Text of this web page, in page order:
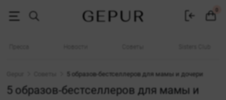
5 образов-бестселлеров для мамы и дочери
5 образов-бестселлеров для мамы и